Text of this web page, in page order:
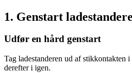
1. Genstart
Udfør en hård genstart
Tag ladestanderen ud af stikkontakten
derefter i igen.